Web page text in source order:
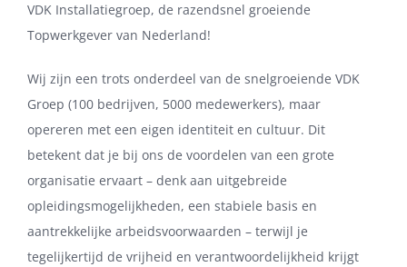
VDK Installatiegroep, de razendsnel groeiende
Topwerkgever van Nederland!
Wij zijn een trots onderdeel van de snelgroeiende VDK
Groep (100 bedrijven, 5000 medewerkers), maar
opereren met een eigen identiteit en cultuur. Dit
betekent dat je bij ons de voordelen van een grote
organisatie ervaart – denk aan uitgebreide
opleidingsmogelijkheden, een stabiele basis en
aantrekkelijke arbeidsvoorwaarden – terwijl je
tegelijkertijd de vrijheid en verantwoordelijkheid krijgt